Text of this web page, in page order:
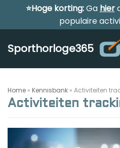
Meteen
inhoud
⭐Hoge korting:Ga hier
populaire
Sporthorloge365
Alle sporthorloges
Home » Kennisbank » Activiteiten
Activiteiten